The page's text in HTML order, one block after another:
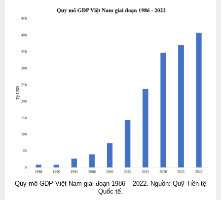
Quy mô GDP Việt Nam giai đoạn 1986 – 2022. Nguồn: Quỹ Tiền tệ
Quốc tế.